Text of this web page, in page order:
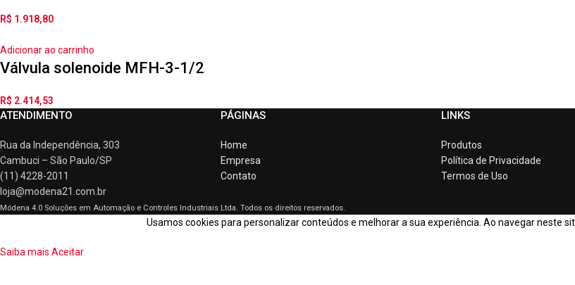
R$ 1.918,80
Adicionar ao carrinho
Válvula solenoide MFH-3-1/2
R$ 2.414,53
ATENDIMENTO
Rua da Independência, 303
Cambuci – São Paulo/SP
(11) 4228-2011
loja@modena21.com.br
PÁGINAS
Home
Empresa
Contato
LINKS
Produtos
Política de Privacidade
Termos de Uso
Módena 4.0 Soluções em Automação e Controles Industriais Ltda. Todos os direitos reservados.
Usamos cookies para personalizar conteúdos e melhorar a sua experiência. Ao navegar neste
Saiba mais Aceitar